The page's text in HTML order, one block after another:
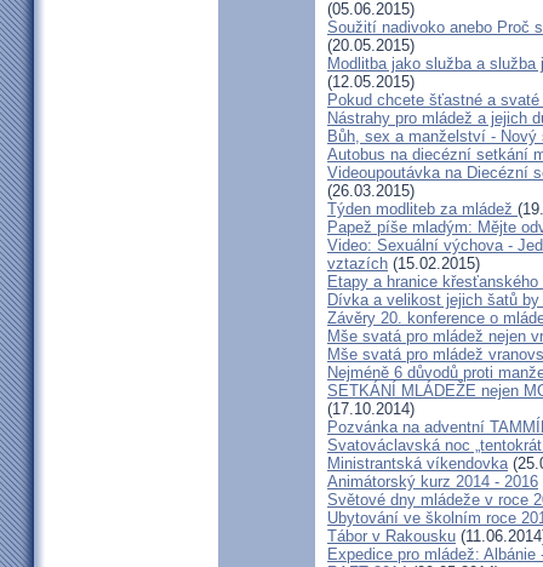
(05.06.2015)
Soužití nadivoko anebo Proč
(20.05.2015)
Modlitba jako služba a
(12.05.2015)
Pokud chcete šťastné a
Nástrahy pro mládež a jejich
Bůh, sex a manželství - Nový
Autobus na diecézní setkání
Videoupoutávka na Diecézní
(26.03.2015)
Týden modliteb za mládež
Papež píše mladým: Mějte
Video: Sexuální výchova -
vztazích (15.02.2015)
Etapy a hranice křesťanského
Dívka a velikost jejich šatů
Závěry 20. konference o
Mše svatá pro mládež nejen
Mše svatá pro mládež
Nejméně 6 důvodů proti
SETKÁNÍ MLÁDEŽE nejen
(17.10.2014)
Pozvánka na adventní
Svatováclavská noc
Ministrantská víkendovka
Animátorský kurz 2014 - 2016
Světové dny mládeže v roce
Ubytování ve školním roce
Tábor v Rakousku
Expedice pro mládež: Albánie